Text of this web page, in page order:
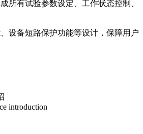
所有试验参数设定、工作状态控制、
设备短路保护功能等设计，保障用户
introduction